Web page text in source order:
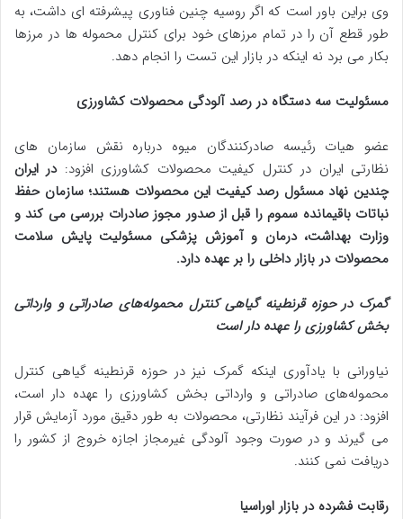
وی براین باور است که اگر روسیه چنین فناوری پیشرفته‌ ای داشت، به
طور قطع آن را در تمام مرزهای خود برای کنترل محموله‌ ها در مرزها
بکار می برد نه اینکه در بازار این تست را انجام دهد.
مسئولیت سه دستگاه در رصد آلودگی محصولات کشاورزی
عضو هیات رئیسه صادرکنندگان میوه درباره نقش سازمان‌ های
نظارتی ایران در کنترل کیفیت محصولات کشاورزی افزود:در ایران
چندین نهاد مسئول رصد کیفیت این محصولات هستند؛ سازمان حفظ
نباتات باقیمانده سموم را قبل از صدور مجوز صادرات بررسی می کند و
وزارت بهداشت، درمان و آموزش پزشکی مسئولیت پایش سلامت
محصولات در بازار داخلی را بر عهده دارد.
گمرک در حوزه قرنطینه گیاهی کنترل محموله‌های صادراتی و وارداتی
بخش کشاورزی را عهده دار است
نیاورانی با یادآوری اینکه گمرک نیز در حوزه قرنطینه گیاهی کنترل
محموله‌های صادراتی و وارداتی بخش کشاورزی را عهده دار است،
افزود: در این فرآیند نظارتی، محصولات به طور دقیق مورد آزمایش قرار
می گیرند و در صورت وجود آلودگی غیرمجاز اجازه خروج از کشور را
دریافت نمی‌ کنند.
رقابت فشرده در بازار اوراسیا